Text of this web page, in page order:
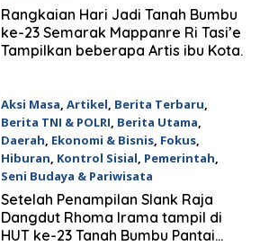
24 April 2026
Rangkaian Hari Jadi Tanah Bumbu
ke-23 Semarak Mappanre Ri Tasi’e
Tampilkan beberapa Artis ibu Kota.
Aksi Masa, Artikel, Berita Terbaru,
Berita TNI & POLRI, Berita Utama,
Daerah, Ekonomi & Bisnis, Fokus,
Hiburan, Kontrol Sisial, Pemerintah,
Seni Budaya & Pariwisata
24 April 2026
Setelah Penampilan Slank Raja
Dangdut Rhoma Irama tampil di
HUT ke-23 Tanah Bumbu Pantai